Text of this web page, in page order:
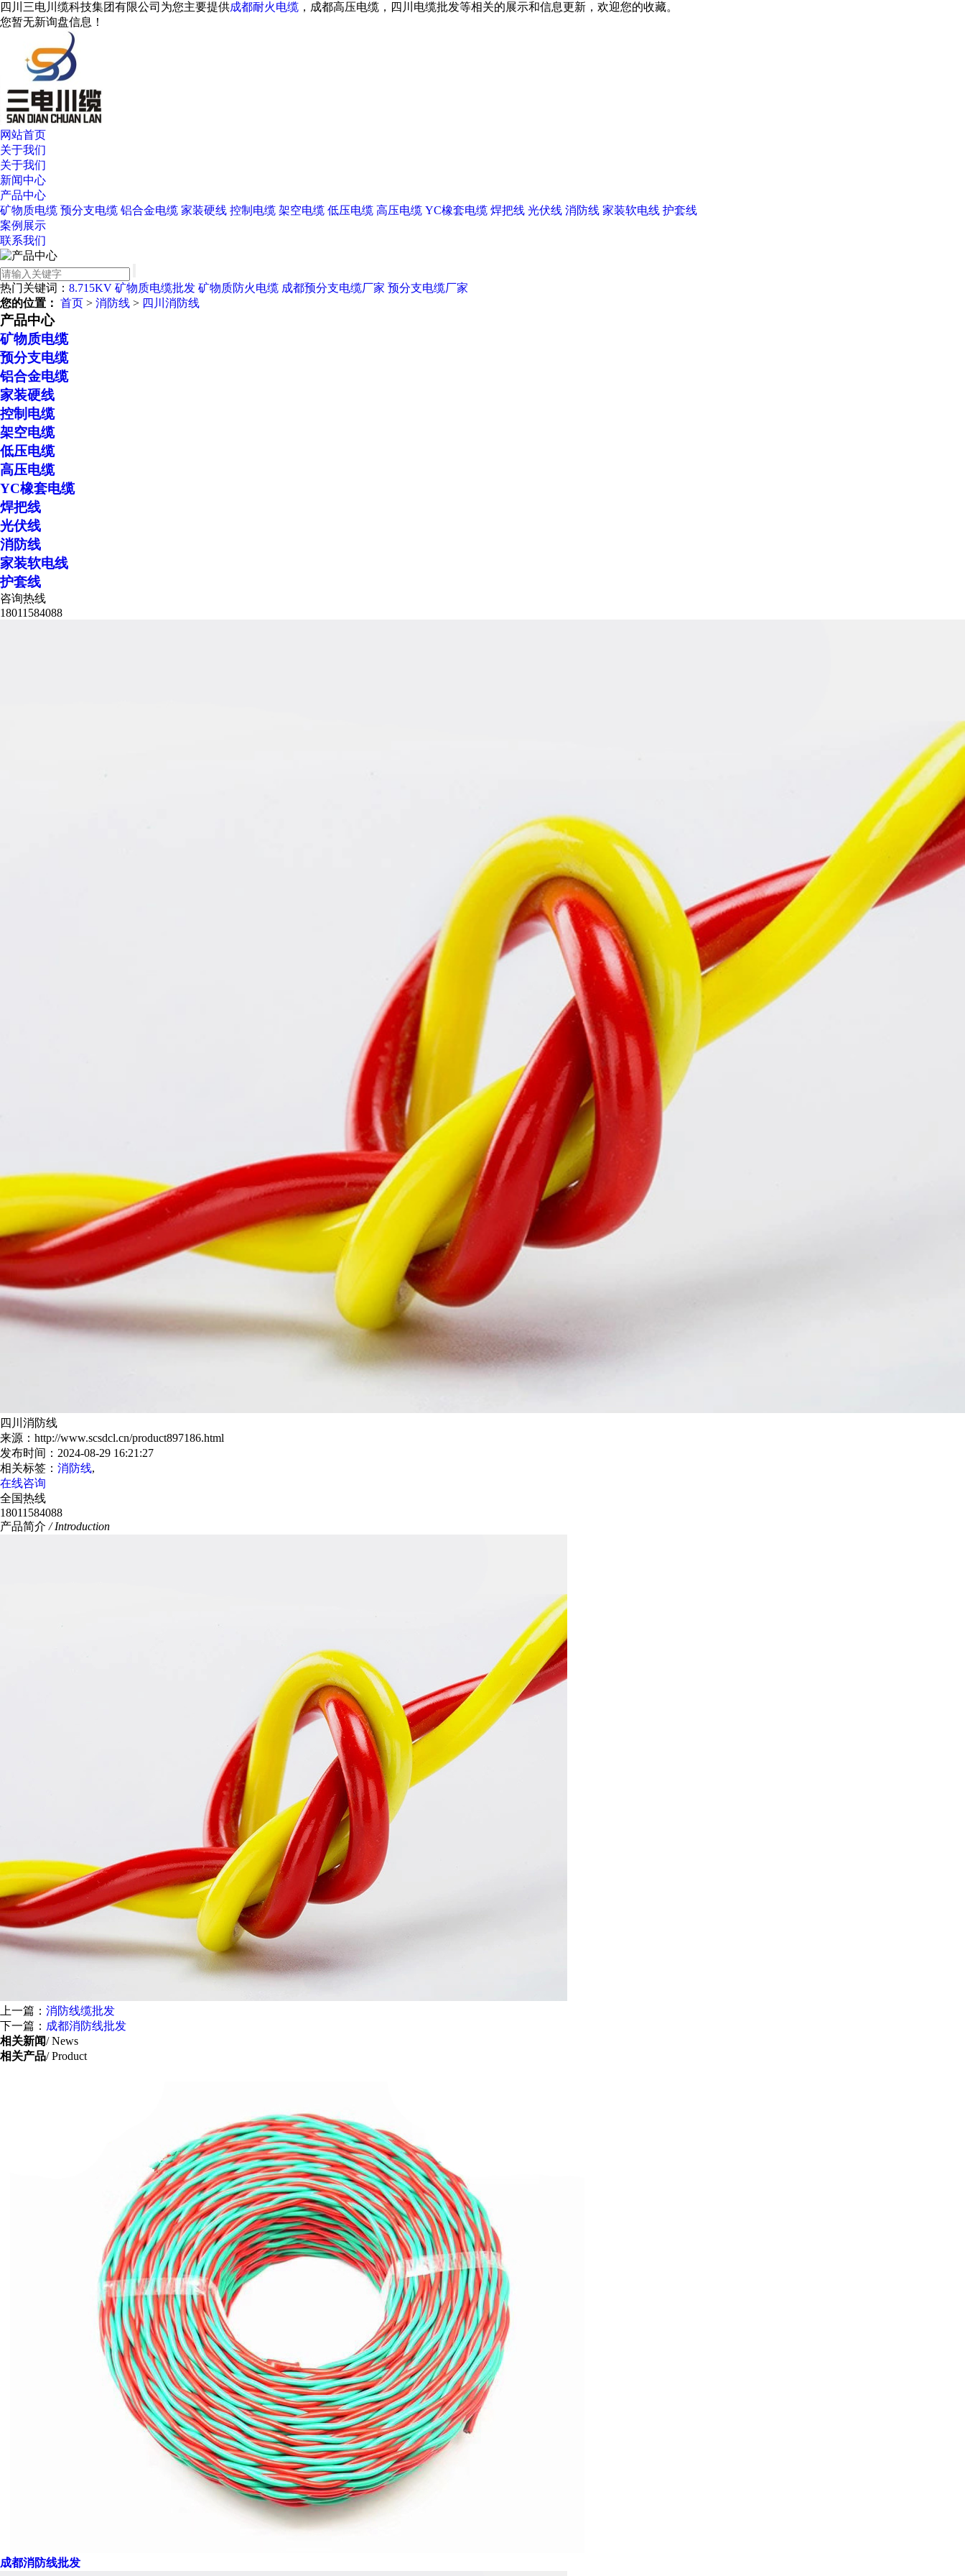
四川三电川缆科技集团有限公司为您主要提供成都耐火电缆 ，成都高压电缆，四川电缆批发等相关的展示和信息更新，欢迎您的收藏。
您暂无新询盘信息！
网站首页
关于我们
关于我们
新闻中心
产品中心
矿物质电缆 预分支电缆 铝合金电缆 家装硬线 控制电缆 架空电缆 低压电缆 高压电缆 YC橡套电缆 焊把线 光伏线 消防线 家装软电线 护套线
案例展示
联系我们
热门关键词： 8.715KV 矿物质电缆批发 矿物质防火电缆 成都预分支电缆厂家 预分支电缆厂家
您的位置： 首页 > 消防线 > 四川消防线
产品中心
矿物质电缆
预分支电缆
铝合金电缆
家装硬线
控制电缆
架空电缆
低压电缆
高压电缆
YC橡套电缆
焊把线
光伏线
消防线
家装软电线
护套线
咨询热线
18011584088
四川消防线
来源：http://www.scsdcl.cn/product897186.html
发布时间：2024-08-29 16:21:27
相关标签： 消防线,
在线咨询
全国热线
18011584088
产品简介 / Introduction
上一篇： 消防线缆批发
下一篇： 成都消防线批发
相关新闻/ News
相关产品/ Product
成都消防线批发